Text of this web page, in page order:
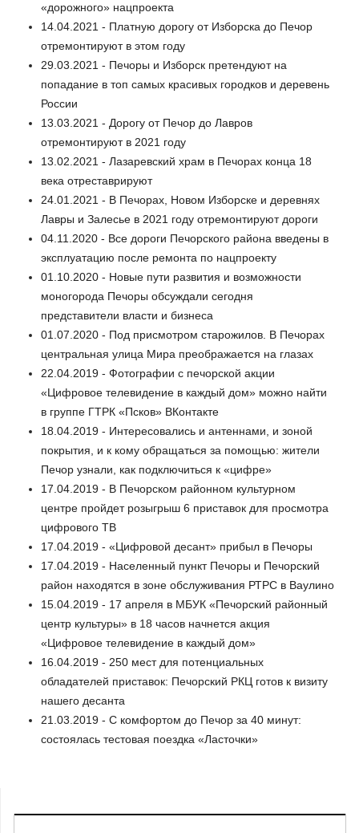
«дорожного» нацпроекта
14.04.2021 - Платную дорогу от Изборска до Печор
отремонтируют в этом году
29.03.2021 - Печоры и Изборск претендуют на
попадание в топ самых красивых городков и деревень
России
13.03.2021 - Дорогу от Печор до Лавров
отремонтируют в 2021 году
13.02.2021 - Лазаревский храм в Печорах конца 18
века отреставрируют
24.01.2021 - В Печорах, Новом Изборске и деревнях
Лавры и Залесье в 2021 году отремонтируют дороги
04.11.2020 - Все дороги Печорского района введены в
эксплуатацию после ремонта по нацпроекту
01.10.2020 - Новые пути развития и возможности
моногорода Печоры обсуждали сегодня
представители власти и бизнеса
01.07.2020 - Под присмотром старожилов. В Печорах
центральная улица Мира преображается на глазах
22.04.2019 - Фотографии с печорской акции
«Цифровое телевидение в каждый дом» можно найти
в группе ГТРК «Псков» ВКонтакте
18.04.2019 - Интересовались и антеннами, и зоной
покрытия, и к кому обращаться за помощью: жители
Печор узнали, как подключиться к «цифре»
17.04.2019 - В Печорском районном культурном
центре пройдет розыгрыш 6 приставок для просмотра
цифрового ТВ
17.04.2019 - «Цифровой десант» прибыл в Печоры
17.04.2019 - Населенный пункт Печоры и Печорский
район находятся в зоне обслуживания РТРС в Ваулино
15.04.2019 - 17 апреля в МБУК «Печорский районный
центр культуры» в 18 часов начнется акция
«Цифровое телевидение в каждый дом»
16.04.2019 - 250 мест для потенциальных
обладателей приставок: Печорский РКЦ готов к визиту
нашего десанта
21.03.2019 - С комфортом до Печор за 40 минут:
состоялась тестовая поездка «Ласточки»